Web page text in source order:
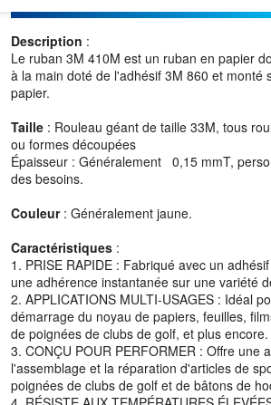
Description :
Le ruban 3M 410M est un ruban en papier
à la main doté de l'adhésif 3M 860 et monté
papier.
Taille : Rouleau géant de taille 33M, tous
ou formes découpées
Épaisseur : Généralement 0,15 mmT,
des besoins.
Couleur: Généralement jaune.
Caractéristiques :
1. PRISE RAPIDE : Fabriqué avec un
une adhérence instantanée sur une variété
2. APPLICATIONS MULTI-USAGES : Idéal
démarrage du noyau de papiers, feuilles,
de poignées de clubs de golf, et plus encore.
3. CONÇU POUR PERFORMER : Offre une
l'assemblage et la réparation d'articles de
poignées de clubs de golf et de bâtons de